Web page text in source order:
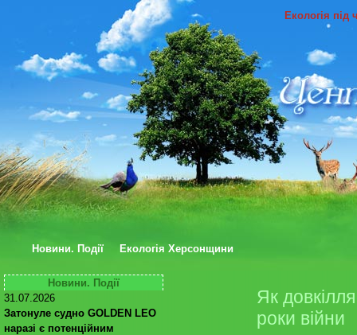
Екологія під
Новини. Події Екологія Херсонщини
Новини. Події
31.07.2026
Затонуле судно GOLDEN LEO
наразі є потенційним
Як
роки війни